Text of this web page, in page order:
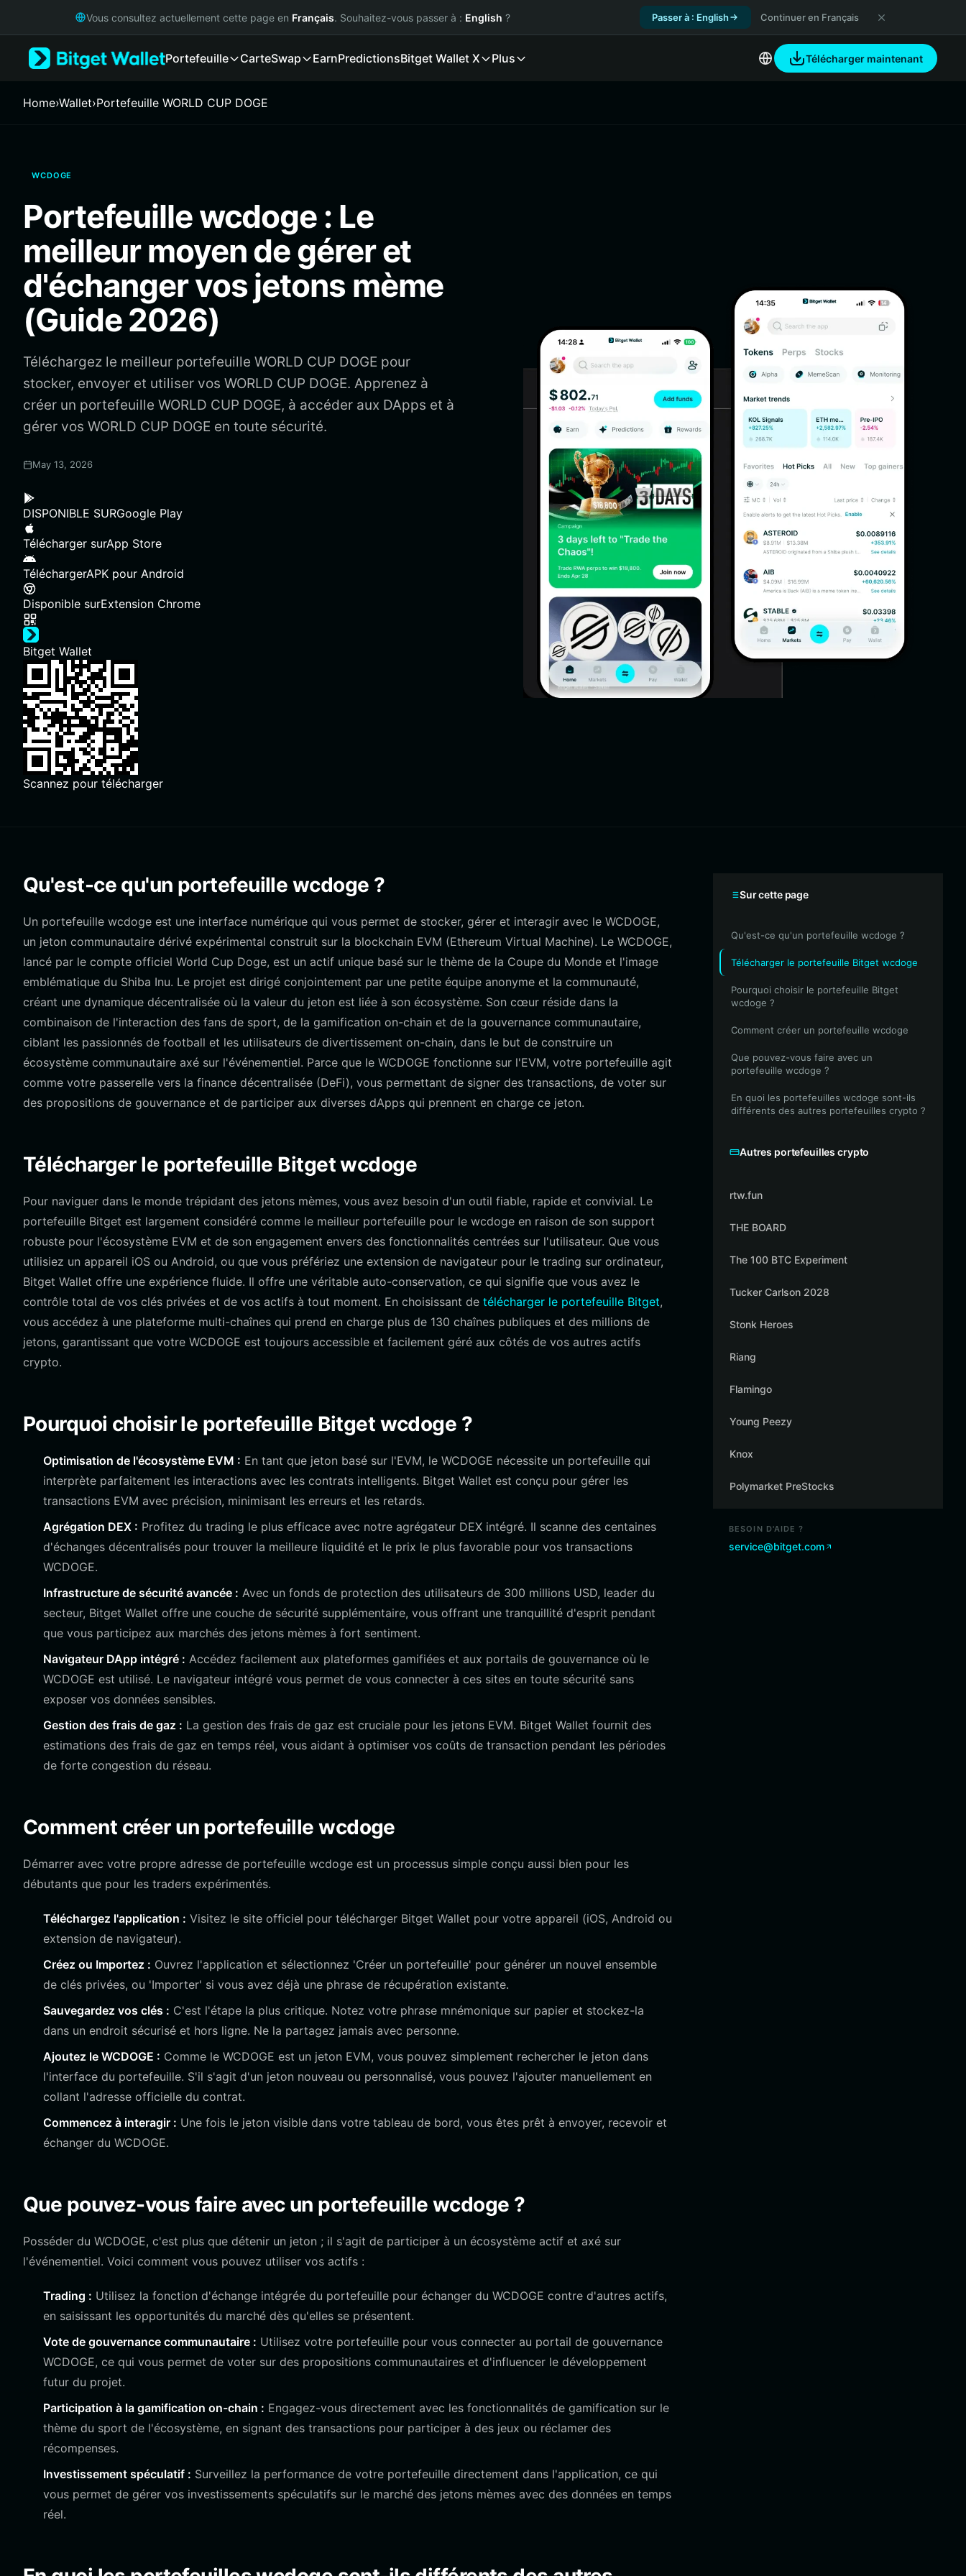
Русский
Italiano
繁體中文
Bahasa Indonesia
ภาษาไทย
Español
Português (Brasil)
Español (Argentina)
Vous consultez actuellement cette page en Français. Souhaitez-vous passer à : English ? Passer à : English Continuer en Français
Portefeuille CarteSwap EarnPredictionsBitget Wallet X Plus Télécharger maintenant
Home›Wallet›Portefeuille WORLD CUP DOGE
WCDOGE
Portefeuille wcdoge : Le
meilleur moyen de gérer et
d'échanger vos jetons mème
(Guide 2026)
Téléchargez le meilleur portefeuille WORLD CUP DOGE pour
stocker, envoyer et utiliser vos WORLD CUP DOGE. Apprenez à
créer un portefeuille WORLD CUP DOGE, à accéder aux DApps et à
gérer vos WORLD CUP DOGE en toute sécurité.
May 13, 2026
DISPONIBLE SURGoogle Play
Télécharger surApp Store
TéléchargerAPK pour Android
Disponible surExtension Chrome
Bitget Wallet
Scannez pour télécharger
Qu'est-ce qu'un portefeuille wcdoge ?
Un portefeuille wcdoge est une interface numérique qui vous permet de stocker, gérer et interagir avec le WCDOGE,
un jeton communautaire dérivé expérimental construit sur la blockchain EVM (Ethereum Virtual Machine). Le WCDOGE,
lancé par le compte officiel World Cup Doge, est un actif unique basé sur le thème de la Coupe du Monde et l'image
emblématique du Shiba Inu. Le projet est dirigé conjointement par une petite équipe anonyme et la communauté,
créant une dynamique décentralisée où la valeur du jeton est liée à son écosystème. Son cœur réside dans la
combinaison de l'interaction des fans de sport, de la gamification on-chain et de la gouvernance communautaire,
ciblant les passionnés de football et les utilisateurs de divertissement on-chain, dans le but de construire un
écosystème communautaire axé sur l'événementiel. Parce que le WCDOGE fonctionne sur l'EVM, votre portefeuille agit
comme votre passerelle vers la finance décentralisée (DeFi), vous permettant de signer des transactions, de voter sur
des propositions de gouvernance et de participer aux diverses dApps qui prennent en charge ce jeton.
Télécharger le portefeuille Bitget wcdoge
Pour naviguer dans le monde trépidant des jetons mèmes, vous avez besoin d'un outil fiable, rapide et convivial. Le
portefeuille Bitget est largement considéré comme le meilleur portefeuille pour le wcdoge en raison de son support
robuste pour l'écosystème EVM et de son engagement envers des fonctionnalités centrées sur l'utilisateur. Que vous
utilisiez un appareil iOS ou Android, ou que vous préfériez une extension de navigateur pour le trading sur ordinateur,
Bitget Wallet offre une expérience fluide. Il offre une véritable auto-conservation, ce qui signifie que vous avez le
contrôle total de vos clés privées et de vos actifs à tout moment. En choisissant de télécharger le portefeuille Bitget,
vous accédez à une plateforme multi-chaînes qui prend en charge plus de 130 chaînes publiques et des millions de
jetons, garantissant que votre WCDOGE est toujours accessible et facilement géré aux côtés de vos autres actifs
crypto.
Pourquoi choisir le portefeuille Bitget wcdoge ?
Optimisation de l'écosystème EVM : En tant que jeton basé sur l'EVM, le WCDOGE nécessite un portefeuille qui
interprète parfaitement les interactions avec les contrats intelligents. Bitget Wallet est conçu pour gérer les
transactions EVM avec précision, minimisant les erreurs et les retards.
Agrégation DEX : Profitez du trading le plus efficace avec notre agrégateur DEX intégré. Il scanne des centaines
d'échanges décentralisés pour trouver la meilleure liquidité et le prix le plus favorable pour vos transactions
WCDOGE.
Infrastructure de sécurité avancée : Avec un fonds de protection des utilisateurs de 300 millions USD, leader du
secteur, Bitget Wallet offre une couche de sécurité supplémentaire, vous offrant une tranquillité d'esprit pendant
que vous participez aux marchés des jetons mèmes à fort sentiment.
Navigateur DApp intégré : Accédez facilement aux plateformes gamifiées et aux portails de gouvernance où le
WCDOGE est utilisé. Le navigateur intégré vous permet de vous connecter à ces sites en toute sécurité sans
exposer vos données sensibles.
Gestion des frais de gaz : La gestion des frais de gaz est cruciale pour les jetons EVM. Bitget Wallet fournit des
estimations des frais de gaz en temps réel, vous aidant à optimiser vos coûts de transaction pendant les périodes
de forte congestion du réseau.
Comment créer un portefeuille wcdoge
Démarrer avec votre propre adresse de portefeuille wcdoge est un processus simple conçu aussi bien pour les
débutants que pour les traders expérimentés.
Téléchargez l'application : Visitez le site officiel pour télécharger Bitget Wallet pour votre appareil (iOS, Android ou
extension de navigateur).
Créez ou Importez : Ouvrez l'application et sélectionnez 'Créer un portefeuille' pour générer un nouvel ensemble
de clés privées, ou 'Importer' si vous avez déjà une phrase de récupération existante.
Sauvegardez vos clés : C'est l'étape la plus critique. Notez votre phrase mnémonique sur papier et stockez-la
dans un endroit sécurisé et hors ligne. Ne la partagez jamais avec personne.
Ajoutez le WCDOGE : Comme le WCDOGE est un jeton EVM, vous pouvez simplement rechercher le jeton dans
l'interface du portefeuille. S'il s'agit d'un jeton nouveau ou personnalisé, vous pouvez l'ajouter manuellement en
collant l'adresse officielle du contrat.
Commencez à interagir : Une fois le jeton visible dans votre tableau de bord, vous êtes prêt à envoyer, recevoir et
échanger du WCDOGE.
Que pouvez-vous faire avec un portefeuille wcdoge ?
Posséder du WCDOGE, c'est plus que détenir un jeton ; il s'agit de participer à un écosystème actif et axé sur
l'événementiel. Voici comment vous pouvez utiliser vos actifs :
Trading : Utilisez la fonction d'échange intégrée du portefeuille pour échanger du WCDOGE contre d'autres actifs,
en saisissant les opportunités du marché dès qu'elles se présentent.
Vote de gouvernance communautaire : Utilisez votre portefeuille pour vous connecter au portail de gouvernance
WCDOGE, ce qui vous permet de voter sur des propositions communautaires et d'influencer le développement
futur du projet.
Participation à la gamification on-chain : Engagez-vous directement avec les fonctionnalités de gamification sur le
thème du sport de l'écosystème, en signant des transactions pour participer à des jeux ou réclamer des
récompenses.
Investissement spéculatif : Surveillez la performance de votre portefeuille directement dans l'application, ce qui
vous permet de gérer vos investissements spéculatifs sur le marché des jetons mèmes avec des données en temps
réel.
Sur cette page
Qu'est-ce qu'un portefeuille wcdoge ?
Télécharger le portefeuille Bitget wcdoge
Pourquoi choisir le portefeuille Bitget
wcdoge ?
Comment créer un portefeuille wcdoge
Que pouvez-vous faire avec un
portefeuille wcdoge ?
En quoi les portefeuilles wcdoge sont-ils
différents des autres portefeuilles crypto ?
Autres portefeuilles crypto
rtw.fun
THE BOARD
The 100 BTC Experiment
Tucker Carlson 2028
Stonk Heroes
Riang
Flamingo
Young Peezy
Knox
Polymarket PreStocks
BESOIN D'AIDE ?
service@bitget.com